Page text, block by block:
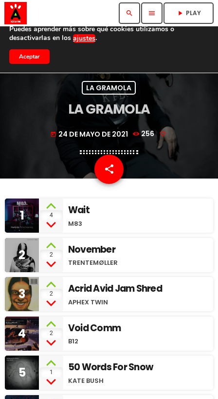
search menu play_arrow PLAY
LA GRAMOLA
LA GRAMOLA
today 24 DE MAYO DE 2021 256
share
email
1 4 Wait
M83
2 2 November
TRENTEMØLLER
3 2 Acrid Avid Jam Shred
APHEX TWIN
4 2 Void Comm
B12
5 1 50 Words For Snow
KATE BUSH
Utilizamos cookies para ofrecerte la mejor experiencia en
nuestra web.
Puedes aprender más sobre qué cookies utilizamos o
desactivarlas en los ajustes.
Aceptar